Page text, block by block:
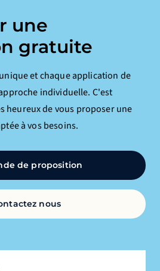
une
gratuite
et chaque application de
individuelle. C'est
heureux de vous proposer une
à vos besoins.
de proposition
nous